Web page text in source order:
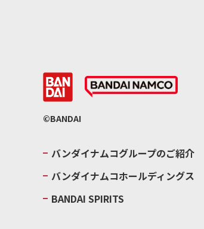
©BANDAI
バンダイナムコグループのご紹介
バンダイナムコホールディングス
BANDAI SPIRITS